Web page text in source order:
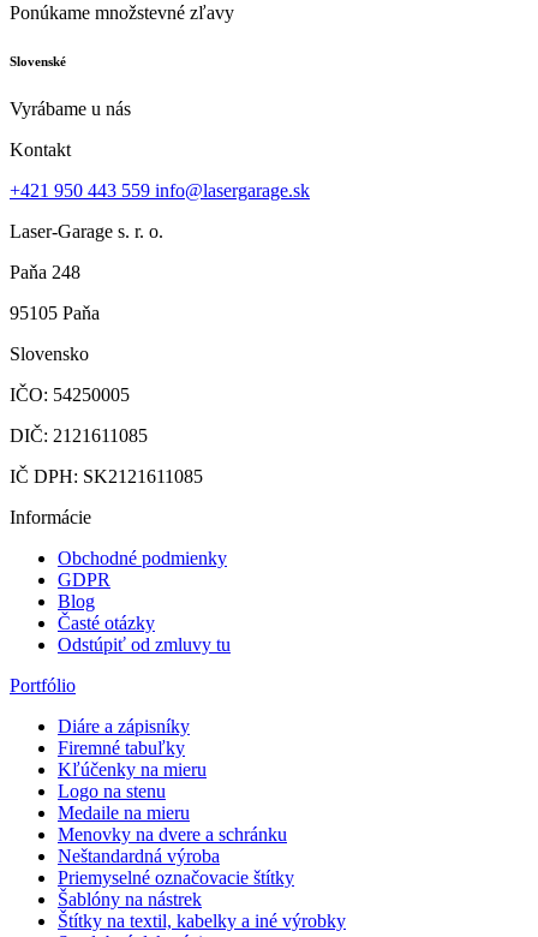
Ponúkame množstevné zľavy
Slovenské
Vyrábame u nás
Kontakt
+421 950 443 559 info@lasergarage.sk
Laser-Garage s. r. o.
Paňa 248
95105 Paňa
Slovensko
IČO: 54250005
DIČ: 2121611085
IČ DPH: SK2121611085
Informácie
Obchodné podmienky
GDPR
Blog
Časté otázky
Odstúpiť od zmluvy tu
Portfólio
Diáre a zápisníky
Firemné tabuľky
Kľúčenky na mieru
Logo na stenu
Medaile na mieru
Menovky na dvere a schránku
Neštandardná výroba
Priemyselné označovacie štítky
Šablóny na nástrek
Štítky na textil, kabelky a iné výrobky